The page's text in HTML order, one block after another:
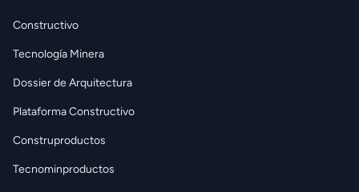
Constructivo
Tecnología Minera
Dossier de Arquitectura
Plataforma Constructivo
Construproductos
Tecnominproductos